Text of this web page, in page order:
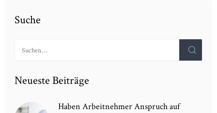
Suche
Neueste Beiträge
Haben Arbeitnehmer Anspruch auf